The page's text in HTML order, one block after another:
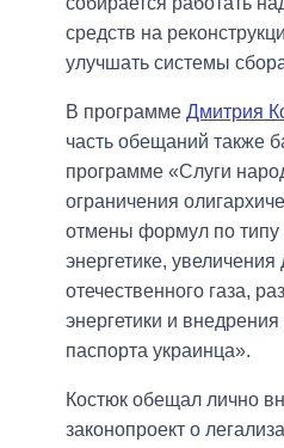
средств на
улучшать системы
В программе Дмитрия
часть обещаний также
программе «Слуги
ограничения
отмены формул по типу
энергетике,
отечественного газа,
энергетики и
паспорта украинца».
Костюк обещал лично
законопроект о